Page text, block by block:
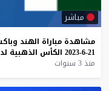
مباشر
مشاهدة مباراة الهند
21-6-2023
الكأس الذهبية
منذ 3 سنوات